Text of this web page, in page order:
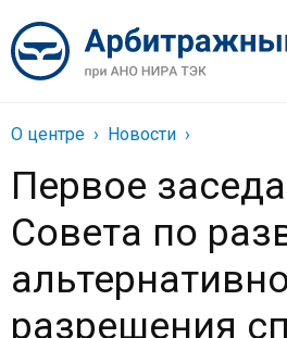
О центре Новости
Первое
Совета по
разрешения